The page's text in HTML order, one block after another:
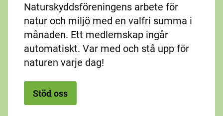
Naturskyddsföreningens arbete för
natur och miljö med en valfri summa i
månaden. Ett medlemskap ingår
automatiskt. Var med och stå upp för
naturen varje dag!
Stöd oss